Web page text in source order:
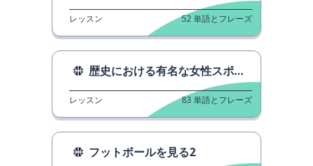
レッスン 52単語とフレーズ
歴史における有名な女性スポーツ選手
レッスン 83 単語とフレーズ
フットボールを見る2